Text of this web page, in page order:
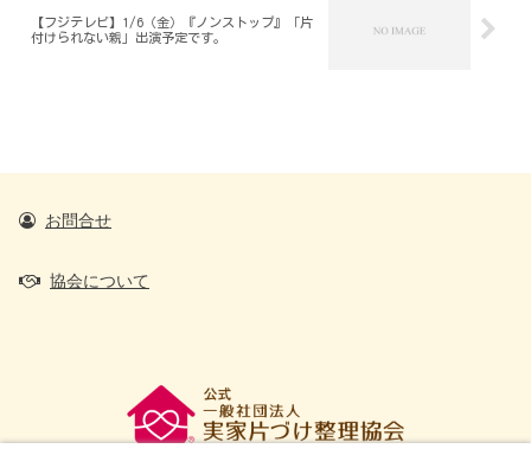
【フジテレビ】1/6（金）『ノンストップ』「片
付けられない親」出演予定です。
お問合せ
協会について